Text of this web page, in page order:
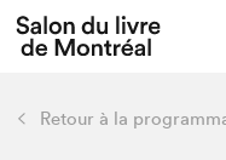
Tout sur
retour
Retour à la